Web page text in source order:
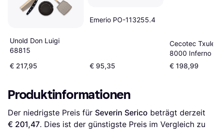
Unold Don Luigi
68815
€ 217,95
Emerio PO-113255.4
€ 95,35
Cecotec
8000 Inferno
€ 198,99
Produktinformationen
Der niedrigste Preis für Severin Serico
€ 201,47